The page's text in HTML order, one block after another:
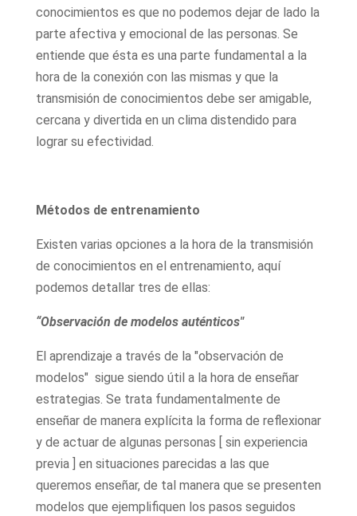
conocimientos es que no podemos dejar de lado la
parte afectiva y emocional de las personas. Se
entiende que ésta es una parte fundamental a la
hora de la conexión con las mismas y que la
transmisión de conocimientos debe ser amigable,
cercana y divertida en un clima distendido para
lograr su efectividad.
Métodos de entrenamiento
Existen varias opciones a la hora de la transmisión
de conocimientos en el entrenamiento, aquí
podemos detallar tres de ellas:
“Observación de modelos auténticos"
El aprendizaje a través de la "observación de
modelos" sigue siendo útil a la hora de enseñar
estrategias. Se trata fundamentalmente de
enseñar de manera explícita la forma de reflexionar
y de actuar de algunas personas [ sin experiencia
previa ] en situaciones parecidas a las que
queremos enseñar, de tal manera que se presenten
modelos que ejemplifiquen los pasos seguidos